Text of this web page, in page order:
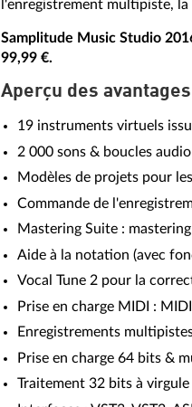
l'enregistrement multipiste,
Samplitude Music Studio
99,99 €.
Aperçu des
19 instruments virtuels
2 000 sons & boucles
Modèles de projets pour
Commande de
Mastering Suite :
Aide à la notation (avec
Vocal Tune 2 pour la
Prise en charge MIDI :
Enregistrements
Prise en charge 64 bits &
Traitement 32 bits à